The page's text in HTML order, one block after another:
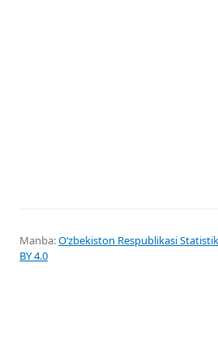
Manba:Oʻzbekiston Respublikasi
BY 4.0